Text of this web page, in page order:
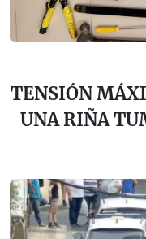
TENSIÓN
UNA RIÑA